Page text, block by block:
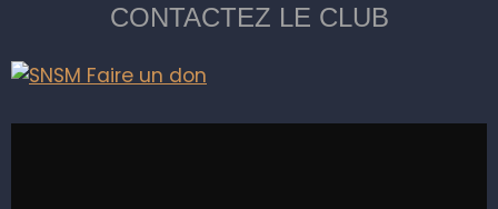
CONTACTEZ LE CLUB